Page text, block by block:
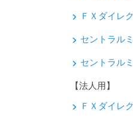
ＦＸダイレ
セントラル
セントラル
【法人用】
ＦＸダイレ